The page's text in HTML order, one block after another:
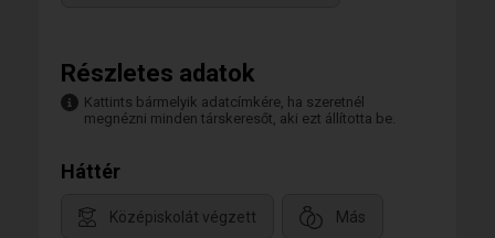
Részletes adatok
Kattints bármelyik adatcímkére, ha szeretnél
megnézni minden társkeresőt, aki ezt állította be.
Háttér
Középiskolát végzett Más